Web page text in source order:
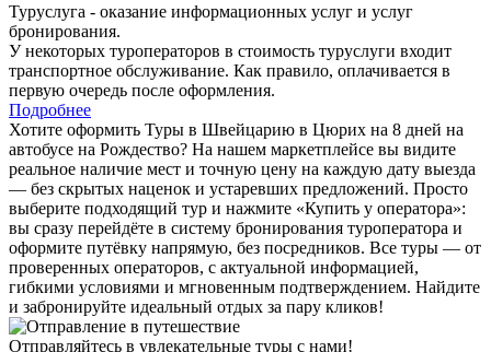
Туруслуга - оказание информационных услуг и услуг
бронирования.
У некоторых туроператоров в стоимость туруслуги входит
транспортное обслуживание. Как правило, оплачивается в
первую очередь после оформления.
Подробнее
Хотите оформить Туры в Швейцарию в Цюрих на 8 дней на
автобусе на Рождество? На нашем маркетплейсе вы видите
реальное наличие мест и точную цену на каждую дату выезда
— без скрытых наценок и устаревших предложений. Просто
выберите подходящий тур и нажмите «Купить у оператора»:
вы сразу перейдёте в систему бронирования туроператора и
оформите путёвку напрямую, без посредников. Все туры — от
проверенных операторов, с актуальной информацией,
гибкими условиями и мгновенным подтверждением. Найдите
и забронируйте идеальный отдых за пару кликов!
Отправляйтесь в увлекательные туры с нами!